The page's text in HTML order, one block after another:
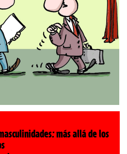
más allá de los